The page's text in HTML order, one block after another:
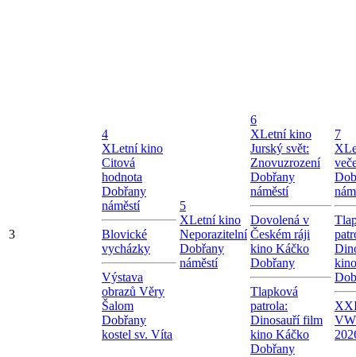
3
4
XLetní kino
Citová
hodnota
Dobřany
náměstí
Blovické
vycházky
Výstava
obrazů Věry
Šalom
Dobřany
kostel sv. Víta
5
XLetní kino
Neporazitelní
Dobřany
náměstí
6
XLetní kino
Jurský svět:
Znovuzrození
Dobřany
náměstí
Dovolená v
Českém ráji
kino Káčko
Dobřany
Tlapková
patrola:
Dinosauří film
kino Káčko
Dobřany
7
X